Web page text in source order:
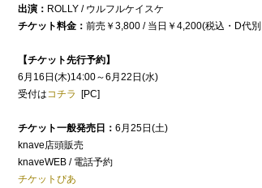
出演： ROLLY / ウルフルケイスケ
チケット料金： 前売￥3,800 / 当日￥4,200(税込・D代
【チケット先行予約】
6月16日(木)14:00～6月22日(水)
受付はコチラ [PC]
チケット一般発売日： 6月25日(土)
knave店頭販売
knaveWEB / 電話予約
チケットぴあ